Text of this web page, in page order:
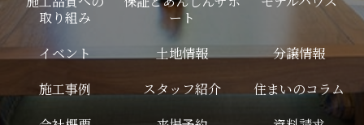
取り組み
ート
イベント 土地情報
分譲情報
施工事例
スタッフ紹介
住まいのコラム